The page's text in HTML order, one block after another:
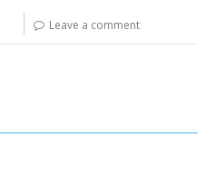
Leave a comment